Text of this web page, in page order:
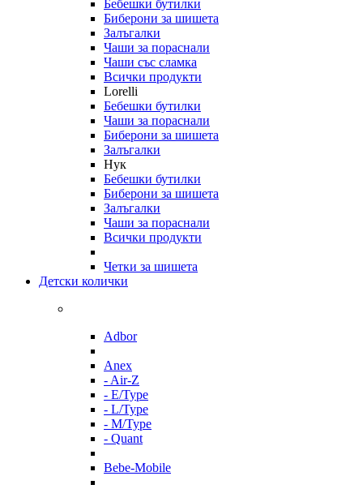
Бебешки бутилки
Биберони за шишета
Залъгалки
Чаши за пораснали
Чаши със сламка
Всички продукти
Lorelli
Бебешки бутилки
Чаши за пораснали
Биберони за шишета
Залъгалки
Нук
Бебешки бутилки
Биберони за шишета
Залъгалки
Чаши за пораснали
Всички продукти
Четки за шишета
Детски колички
Adbor
Anex
- Air-Z
- E/Type
- L/Type
- M/Type
- Quant
Bebe-Mobile